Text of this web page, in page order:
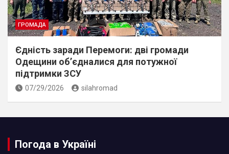
ГРОМАДА
Єдність заради Перемоги: дві громади
Одещини об’єдналися для потужної
підтримки ЗСУ
07/29/2026 silahromad
Погода в Україні